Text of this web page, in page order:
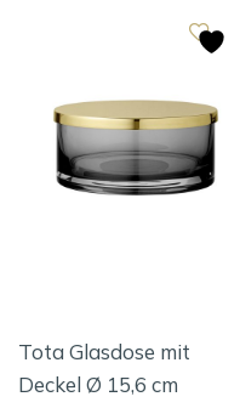
Tota Glasdose mit
Deckel Ø 15,6 cm